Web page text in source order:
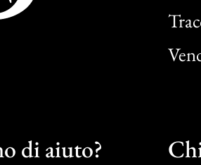
di aiuto?